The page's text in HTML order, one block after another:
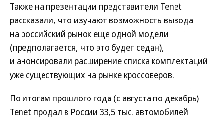
Также на презентации представители Tenet
рассказали, что изучают возможность вывода
на российский рынок еще одной модели
(предполагается, что это будет седан),
и анонсировали расширение списка комплектаций
уже существующих на рынке кроссоверов.
По итогам прошлого года (с августа по декабрь)
Tenet продал в России 33,5 тыс. автомобилей